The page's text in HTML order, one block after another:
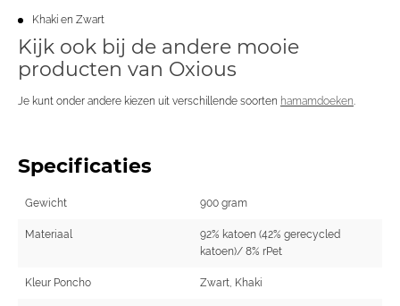
Khaki en Zwart
Kijk ook bij de andere mooie
producten van Oxious
Je kunt onder andere kiezen uit verschillende soorten hamamdoeken
Specificaties
Gewicht 900 gram
Materiaal
92% katoen (42% gerecycled
katoen)/ 8% rPet
Kleur Poncho Zwart, Khaki